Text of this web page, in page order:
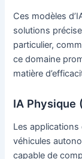
Ces modèles
solutions
particulier,
ce domaine
matière
IA Physique
Les applications
véhicules
capable de